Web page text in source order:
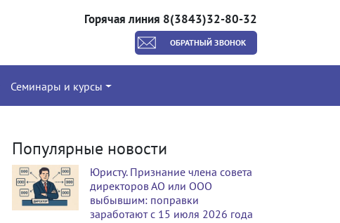
Горячая линия 8(3843)32-80-32
ОБРАТНЫЙ ЗВОНОК
Семинары и курсы
Популярные новости
Юристу. Признание члена совета
директоров АО или ООО
выбывшим: поправки
заработают с 15 июля 2026 года